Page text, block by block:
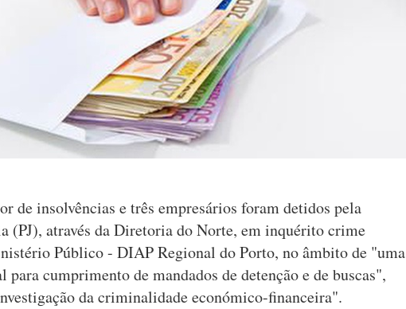
de insolvências e três empresários foram detidos pela
(PJ), através da Diretoria do Norte, em inquérito crime
Público - DIAP Regional do Porto, no âmbito de "uma
para cumprimento de mandados de detenção e de buscas",
da criminalidade económico-financeira".